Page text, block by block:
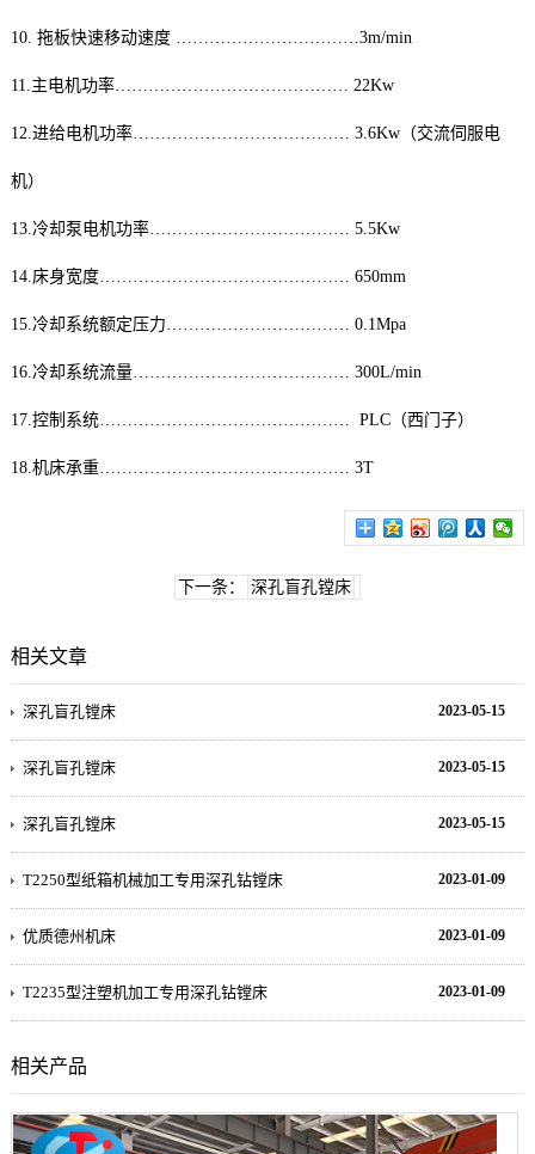
10. 拖板快速移动速度 ……………………………3m/min
11.主电机功率…………………………………… 22Kw
12.进给电机功率………………………………… 3.6Kw（交流伺服电
机）
13.冷却泵电机功率……………………………… 5.5Kw
14.床身宽度……………………………………… 650mm
15.冷却系统额定压力…………………………… 0.1Mpa
16.冷却系统流量………………………………… 300L/min
17.控制系统……………………………………… PLC（西门子）
18.机床承重……………………………………… 3T
下一条： 深孔盲孔镗床
相关文章
2023-05-15
深孔盲孔镗床
2023-05-15
深孔盲孔镗床
2023-05-15
深孔盲孔镗床
2023-01-09
T2250型纸箱机械加工专用深孔钻镗床
2023-01-09
优质德州机床
2023-01-09
T2235型注塑机加工专用深孔钻镗床
相关产品